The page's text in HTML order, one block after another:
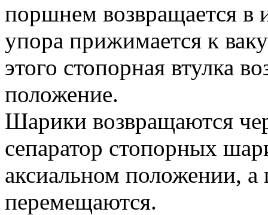
поршнем возвращается в
упора прижимается к
этого стопорная втулка
положение.
Шарики возвращаются
сепаратор стопорных
аксиальном положении,
перемещаются.